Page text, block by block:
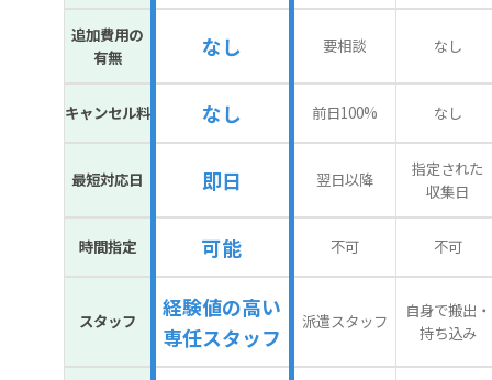
追加費用の
有無
なし 要相談 なし
キャンセル料 なし 前日100% なし
最短対応日 即日 翌日以降
指定された
収集日
時間指定 可能 不可 不可
スタッフ
経験値の高い
専任スタッフ
派遣スタッフ
自身で搬出・
持ち込み